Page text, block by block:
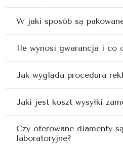
W jaki sposób są
Ile wynosi gwarancja i co
Jak wygląda procedura
Jaki jest koszt wysyłki
Czy oferowane diamenty
laboratoryjne?